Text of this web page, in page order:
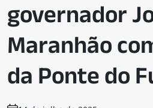
governador
Maranhão
da Ponte do